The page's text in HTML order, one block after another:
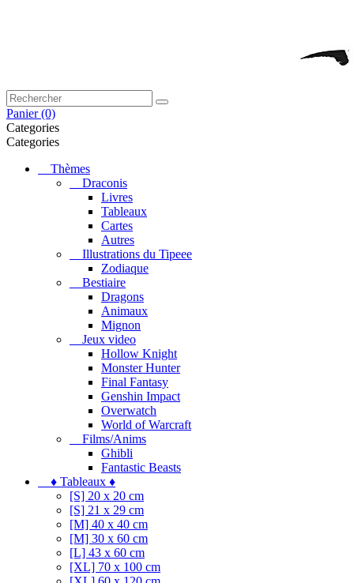
Panier (0)
Categories
Categories
Thèmes
Draconis
Livres
Tableaux
Cartes
Autres
Illustrations du Tipeee
Zodiaque
Bestiaire
Dragons
Animaux
Mignon
Jeux video
Hollow Knight
Monster Hunter
Final Fantasy
Genshin Impact
Overwatch
World of Warcraft
Films/Anims
Ghibli
Fantastic Beasts
♦ Tableaux ♦
[S] 20 x 20 cm
[S] 21 x 29 cm
[M] 40 x 40 cm
[M] 30 x 60 cm
[L] 43 x 60 cm
[XL] 70 x 100 cm